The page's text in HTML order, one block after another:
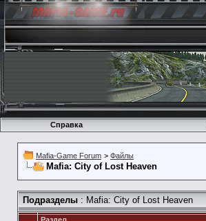
Справка
Mafia-Game Forum > Файлы
Mafia: City of Lost Heaven
Подразделы : Mafia: City of Lost Heaven